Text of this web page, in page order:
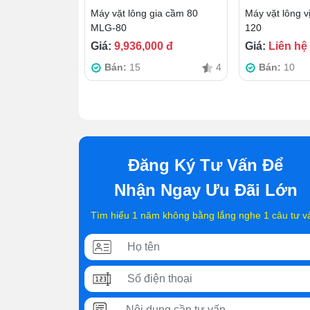
Máy vặt lông gia cầm 80
MLG-80
Giá: 9,936,000 đ
Bán: 15 4
Máy vặt lông
120
Giá: Liên hệ
Bán: 10
Đăng Ký Tư Vấn Để
Nhận Ngay Ưu Đãi Lớn
Tìm hiểu 1 năm không bằng lắng nghe 1 câu tư